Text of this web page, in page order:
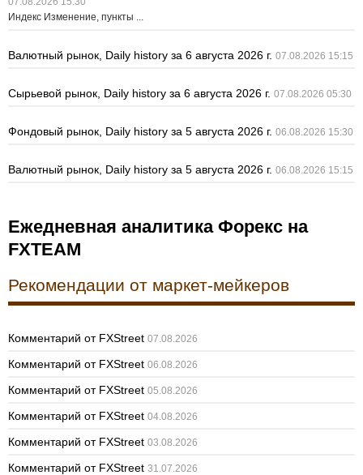
Индекс Изменение, пункты ...
Валютный рынок, Daily history за 6 августа 2026 г. 07.08.2026 15:15
Сырьевой рынок, Daily history за 6 августа 2026 г. 07.08.2026 05:30
Фондовый рынок, Daily history за 5 августа 2026 г. 06.08.2026 15:30
Валютный рынок, Daily history за 5 августа 2026 г. 06.08.2026 15:15
Ежедневная аналитика Форекс на
FXTEAM
Рекомендации от маркет-мейкеров
Комментарий от FXStreet 07.08.2026
Комментарий от FXStreet 06.08.2026
Комментарий от FXStreet 05.08.2026
Комментарий от FXStreet 04.08.2026
Комментарий от FXStreet 03.08.2026
Комментарий от FXStreet 31.07.2026